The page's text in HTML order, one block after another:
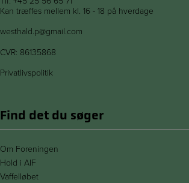
Kan træffes mellem kl. 16 - 18 på hverdage
westhald.p@gmail.com
CVR: 86135868
Privatlivspolitik
Find det du søger
Om Foreningen
Hold i AIF
Vaffelløbet